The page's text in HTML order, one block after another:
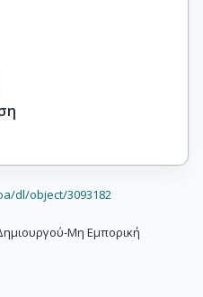
dl/object/3093182
Μη Εμπορική